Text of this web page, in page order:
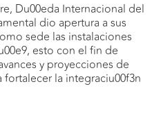
Du00eda Internacional del
dio apertura a sus
sede las instalaciones
esto con el fin de
y proyecciones de
la integraciu00f3n